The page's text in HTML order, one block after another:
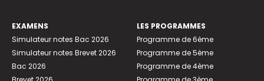
EXAMENS
Simulateur notes Bac 2026
Simulateur notes Brevet 2026
Bac 2026
LES PROGRAMMES
Programme de 6ème
Programme de 5ème
Programme de 4ème